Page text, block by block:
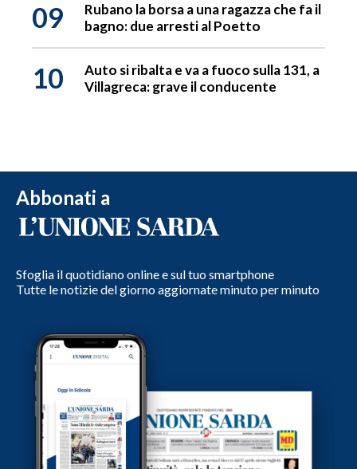
09
Rubano la borsa a una ragazza che fa il
bagno: due arresti al Poetto
10
Auto si ribalta e va a fuoco sulla 131, a
Villagreca: grave il conducente
Abbonati a
Sfoglia il quotidiano online e sul tuo smartphone
Tutte le notizie del giorno aggiornate minuto per minuto